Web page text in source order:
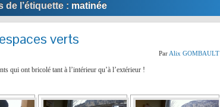
de l’étiquette : matinée
verts
Par Alix GOMBAULT
qui ont bricolé tant à l’intérieur qu’à l’extérieur !